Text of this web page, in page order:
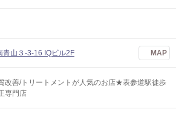
青山３-3-16 IQビル2F MAP
改善/トリートメントが人気のお店★表参道駅徒歩
専門店